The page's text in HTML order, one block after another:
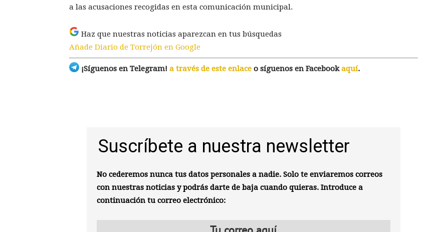
a las acusaciones recogidas en esta comunicación municipal.
Haz que nuestras noticias aparezcan en tus búsquedas
Añade Diario de Torrejón en Google
¡Síguenos en Telegram! a través de este enlace o síguenos en Facebookaquí.
Suscríbete a nuestra newsletter
No cederemos nunca tus datos personales a nadie. Solo te enviaremos correos
con nuestras noticias y podrás darte de baja cuando quieras. Introduce a
continuación tu correo electrónico: